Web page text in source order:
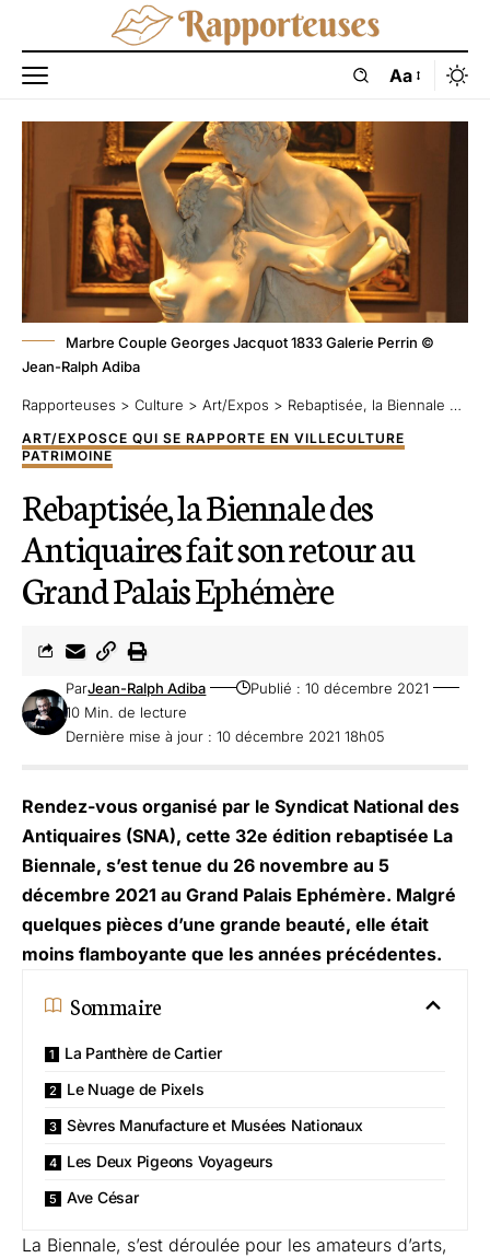
Aa
Marbre Couple Georges Jacquot 1833 Galerie Perrin ©
Jean-Ralph Adiba
Rapporteuses > Culture > Art/Expos > Rebaptisée, la Biennale des Antiquaires fait son retour au Grand Palais Ephémère
ART/EXPOSCE QUI SE RAPPORTE EN VILLECULTURE
PATRIMOINE
Rebaptisée, la Biennale des
Antiquaires fait son retour au
Grand Palais Ephémère
Dernière mise à jour : 10 décembre 2021 18h05
ParJean-Ralph Adiba
Publié : 10 décembre 2021
10 Min. de lecture
Rendez-vous organisé par le Syndicat National des
Antiquaires (SNA), cette 32e édition rebaptisée La
Biennale, s’est tenue du 26 novembre au 5
décembre 2021 au Grand Palais Ephémère. Malgré
quelques pièces d’une grande beauté, elle était
moins flamboyante que les années précédentes.
Sommaire
La Panthère de Cartier
Le Nuage de Pixels
Sèvres Manufacture et Musées Nationaux
Les Deux Pigeons Voyageurs
Ave César
La Biennale, s’est déroulée pour les amateurs d’arts,